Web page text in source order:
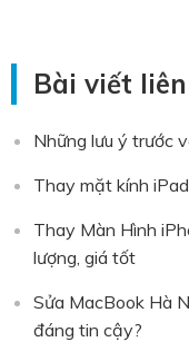
Bài viết
Những lưu ý trước
Thay mặt kính
Thay Màn Hình
lượng, giá tốt
Sửa MacBook Hà
đáng tin cậy?